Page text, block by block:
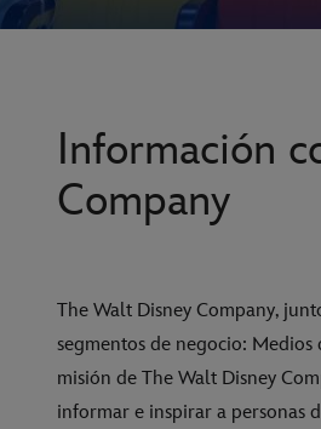
Información
Company
The Walt Disney Company,
segmentos de negocio: Medios
misión de The Walt Disney
informar e inspirar a personas